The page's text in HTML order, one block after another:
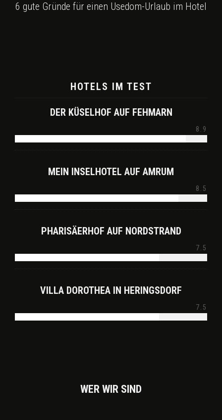
6 gute Gründe für einen Usedom-Urlaub im Hotel
HOTELS IM TEST
DER KÜSELHOF AUF FEHMARN
8.9
MEIN INSELHOTEL AUF AMRUM
8.5
PHARISÄERHOF AUF NORDSTRAND
7.5
VILLA DOROTHEA IN HERINGSDORF
7.5
WER WIR SIND